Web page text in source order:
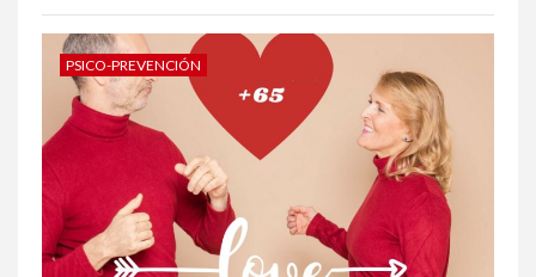
ALGUNOS ARTÍCULOS DE ESTA
EDICIÓN
PSICO-PREVENCIÓN